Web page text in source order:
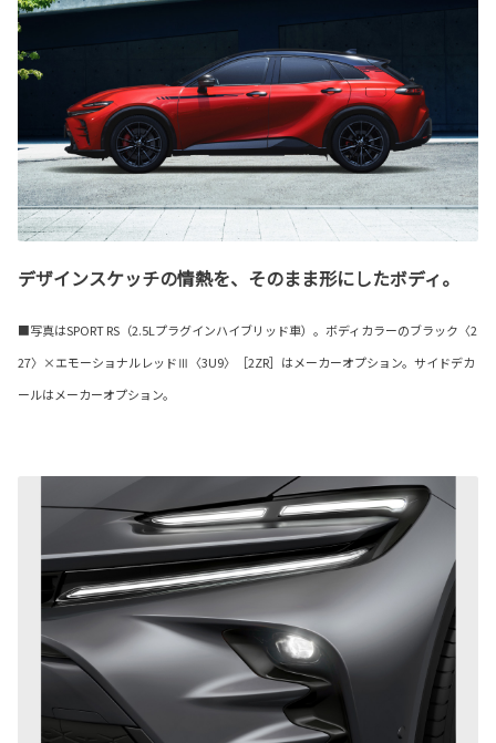
デザインスケッチの情熱を、そのまま形にしたボディ。
■写真はSPORT RS（2.5Lプラグインハイブリッド車）。ボディカラーのブラック〈2
27〉×エモーショナルレッドⅢ〈3U9〉［2ZR］はメーカーオプション。サイドデカ
ールはメーカーオプション。